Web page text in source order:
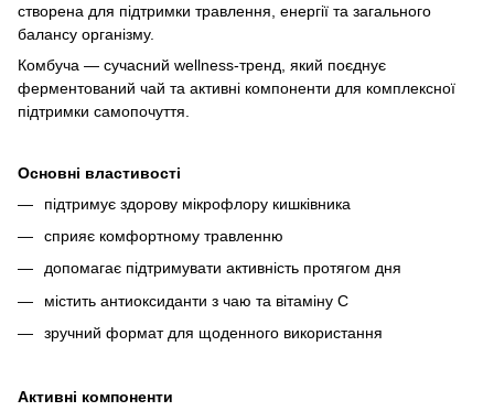
створена для підтримки травлення, енергії та загального
балансу організму.
Комбуча — сучасний wellness-тренд, який поєднує
ферментований чай та активні компоненти для комплексної
підтримки самопочуття.
Основні властивості
підтримує здорову мікрофлору кишківника
сприяє комфортному травленню
допомагає підтримувати активність протягом дня
містить антиоксиданти з чаю та вітаміну C
зручний формат для щоденного використання
Активні компоненти